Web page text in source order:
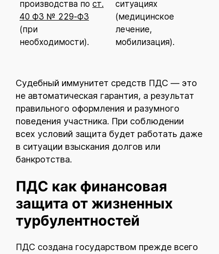
производства по ст.
40 ФЗ № 229-ФЗ
(при
необходимости).
ситуациях
(медицинское
лечение,
мобилизация).
Судебный иммунитет средств ПДС — это
не автоматическая гарантия, а результат
правильного оформления и разумного
поведения участника. При соблюдении
всех условий защита будет работать даже
в ситуации взыскания долгов или
банкротства.
ПДС как финансовая
защита от жизненных
турбулентностей
ПДС создана государством прежде всего